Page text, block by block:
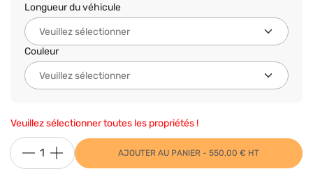
Longueur du véhicule
Couleur
Veuillez sélectionner toutes les propriétés !
AJOUTER AU PANIER - 550,00 € HT